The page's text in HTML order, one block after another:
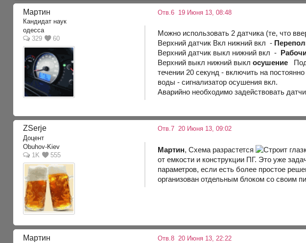
Мартин
Кандидат наук
одесса
329
60
Отв.6 19 Июня 13, 08:48
Можно использовать 2 датчика (те, что
Верхний датчик Вкл нижний вкл -
Верхний датчик выкл нижний вкл -
Верхний выкл нижний выклосушение
течении 20 секунд - включить на
воды - сигнализатор осушения вкл.
Аварийно необходимо задействовать
ZSerje
Доцент
Obuhov-Kiev
1K
555
Отв.7 20 Июня 13, 09:02
Мартин, Схема разрастется
от емкости и конструкции ПГ. Это уже
параметров, если есть более простое
организован отдельным блоком со своим
Мартин Отв.8 20 Июня 13, 22:22